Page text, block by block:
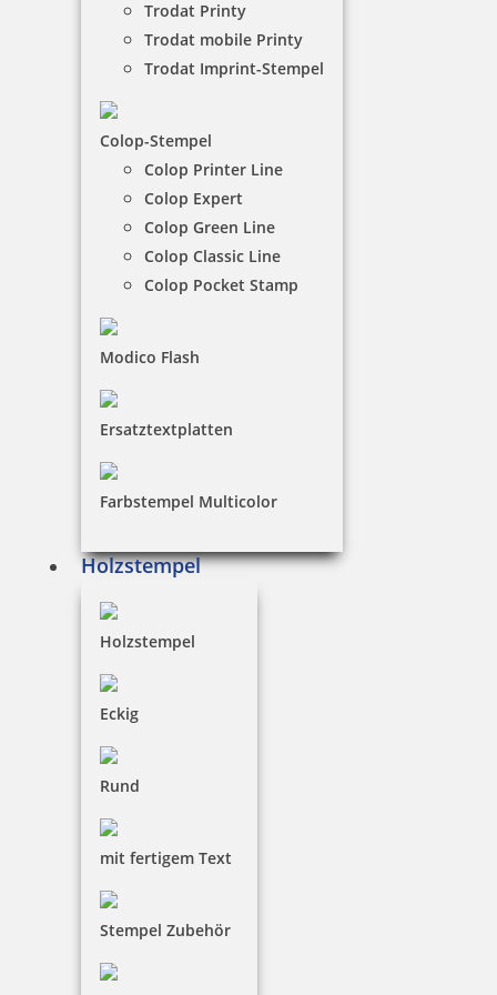
Trodat Printy
Trodat mobile Printy
Trodat Imprint-Stempel
Colop-Stempel
Colop Printer Line
Colop Expert
Colop Green Line
Colop Classic Line
Colop Pocket Stamp
Modico Flash
Ersatztextplatten
Farbstempel Multicolor
Holzstempel
Holzstempel
Eckig
Rund
mit fertigem Text
Stempel Zubehör
eingetrocknete Stempelkissen wieder
aufzufrischen.
NACH WUNSCHSTEMPEL FILTERN
€-
€+
Kupietz alkoholartiger Verdünner 405 für R09 1 Liter